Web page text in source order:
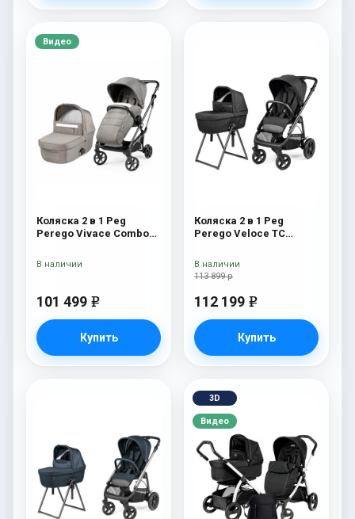
Видео
Коляска 2 в 1 Peg
Perego Vivace Combo
101 499 e
Купить
В наличии
Коляска 2 в 1 Peg
Perego Veloce TC
New
113 899 р
112 199 e
Купить
В наличии
3D
Видео